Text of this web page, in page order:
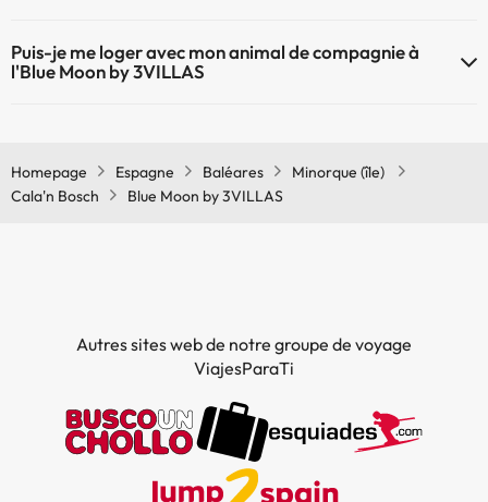
Puis-je me loger avec mon animal de compagnie à
l'Blue Moon by 3VILLAS
Homepage
Espagne Baléares
Minorque (île)
Cala'n Bosch
Blue Moon by 3VILLAS
Autres sites web de notre groupe de voyage
ViajesParaTi